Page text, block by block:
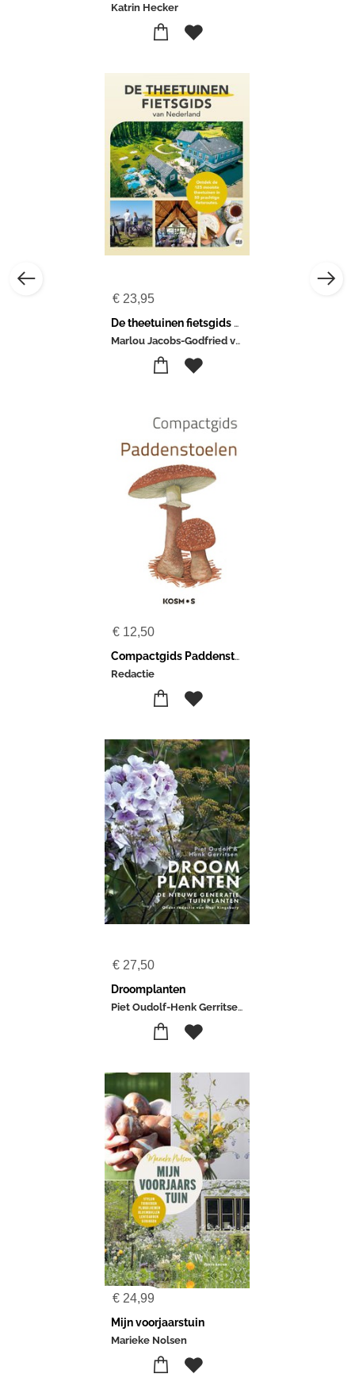
Katrin Hecker
€ 23,95
De theetuinen fietsgids van Nederland
Marlou Jacobs-Godfried van Loo
€ 12,50
Compactgids Paddenstoelen
Redactie
€ 27,50
Droomplanten
Piet Oudolf-Henk Gerritsen
€ 24,99
Mijn voorjaarstuin
Marieke Nolsen